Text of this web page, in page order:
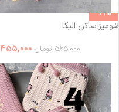
-19%
شومیز ساتن الیکا
565,000 تومان 455,000